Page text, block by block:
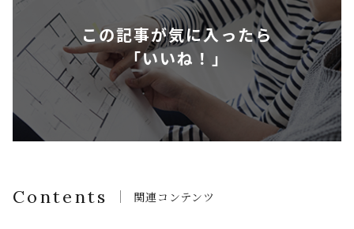
この記事が気に入ったら
「いいね！」
Contents 関連コンテンツ